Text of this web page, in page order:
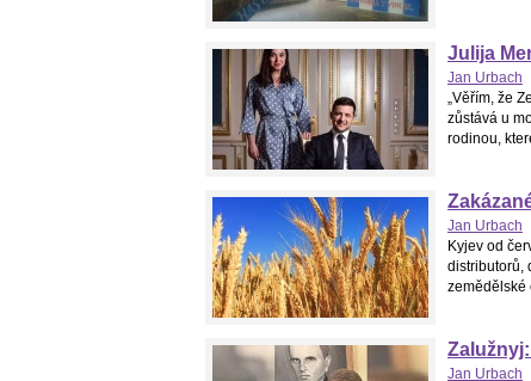
Julija
Jan Urbach
„Věřím, že
zůstává u
rodinou,
Jan Urbach
Kyjev od
distributorů,
zemědělské
Jan Urbach